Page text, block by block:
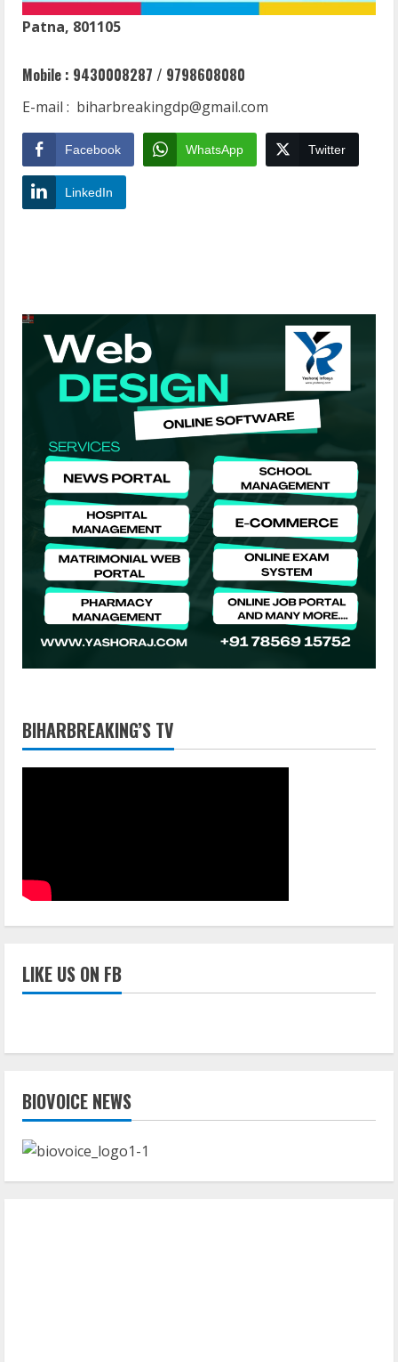
Patna, 801105
Mobile : 9430008287 / 9798608080
E-mail : biharbreakingdp@gmail.com
Facebook WhatsApp Twitter
LinkedIn
BIHARBREAKING’S TV
LIKE US ON FB
BIOVOICE NEWS